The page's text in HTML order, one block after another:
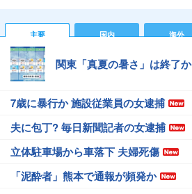
主要 国内 海外
関東「真夏の暑さ」は終了か
7歳に暴行か 施設従業員の女逮捕
夫に包丁? 毎日新聞記者の女逮捕
立体駐車場から車落下 夫婦死傷
「泥酔者」熊本で通報が頻発か